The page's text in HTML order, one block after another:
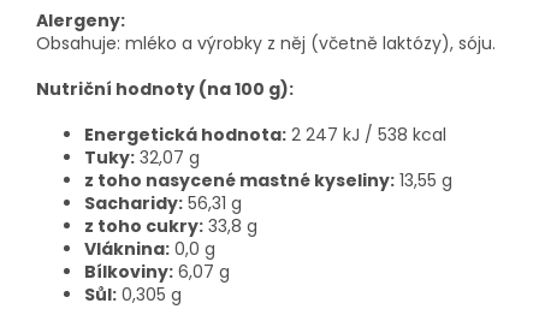
Alergeny:
Obsahuje: mléko a výrobky z něj (včetně laktózy), sóju.
Nutriční hodnoty (na 100 g):
Energetická hodnota: 2 247 kJ / 538 kcal
Tuky: 32,07 g
z toho nasycené mastné kyseliny: 13,55 g
Sacharidy: 56,31 g
z toho cukry: 33,8 g
Vláknina: 0,0 g
Bílkoviny: 6,07 g
Sůl: 0,305 g